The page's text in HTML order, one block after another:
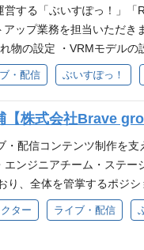
揮し、新しい事への挑戦
責任を持ち圧倒的スピー
スペクトしチームで業務
場ディレクション、トラ
ーや運用ルールの整備、
型興行など）における運
対象外となります。 予算
迎スキル ライブ、コンサ
経験 IPコンテンツ、エン
遅延等のリスクを早期に
の経験 求める人物像
の、心をうちぬけ』を一
める方 試行錯誤をしなが
実行できる方 妥協せず細
行できる方 配属部署につ
・ライブの制作を担う部
する「ぶいすぽっ！」「
ップ業務を担当いただ
物の設定 ・VRMモデルの
。 ❐開発環境 ・フレーム
） ・プロジェクト管理
デルの設定 必要となる
/ Dynamic Bone
個人を問いません ❐歓迎
けるリギングの経験 ・3D
わった経験 ❐求める人
『80億の、心をうちぬけ
戦を楽しめる方 ・試行錯
スピードで実行できる方
・配信 ぶいすぽっ！
株式会社Brave
配信コンテンツ制作を支
ンジニアチーム・ステー
り、全体を管掌するポジ
実行 ・次期マネジメント
材採用推進 等 必要とな
術系、クリエイティブ人材
ター ライブ・配信